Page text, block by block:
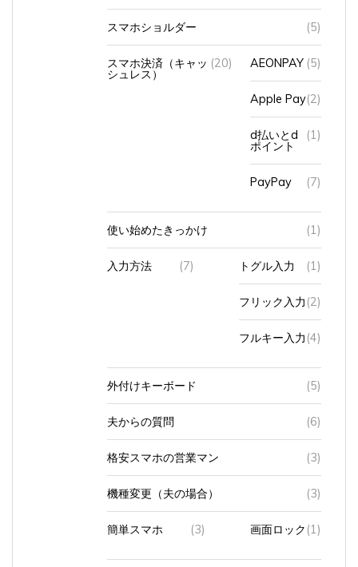
スマホショルダー (5)
スマホ決済（キャッ
シュレス）
(20) AEONPAY(5)
Apple Pay(2)
d払いとd
ポイント
(1)
PayPay (7)
使い始めたきっかけ (1)
入力方法 (7) トグル入力 (1)
フリック入力(2)
フルキー入力(4)
外付けキーボード (5)
夫からの質問 (6)
格安スマホの営業マン (3)
機種変更（夫の場合） (3)
簡単スマホ (3) 画面ロック(1)
複数台持っている人 (2)